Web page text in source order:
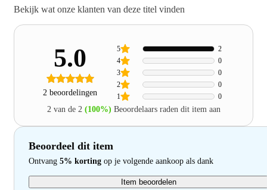
Bekijk wat onze klanten van deze titel vinden
5.0
2 beoordelingen 1 0
2 0
3 0
4 0
5 2
2 van de 2 (100%) Beoordelaars raden dit item aan
Beoordeel dit item
Ontvang 5% korting op je volgende aankoop als dank
Item beoordelen